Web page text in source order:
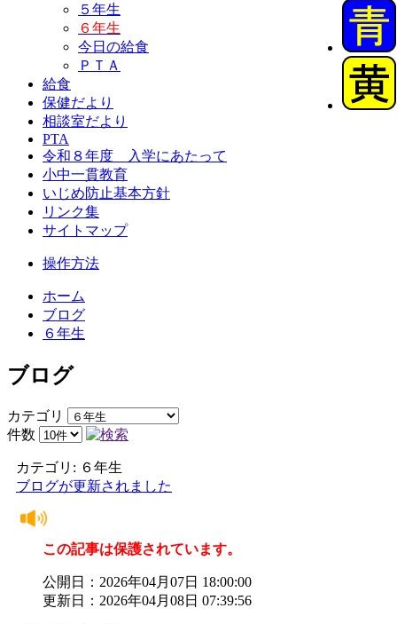
５年生
６年生
今日の給食
ＰＴＡ
給食
保健だより
相談室だより
PTA
令和８年度 入学にあたって
小中一貫教育
いじめ防止基本方針
リンク集
サイトマップ
操作方法
ホーム
ブログ
６年生
ブログ
カテゴリ
件数
カテゴリ: ６年生
ブログが更新されました
この記事は保護されています。
公開日：2026年04月07日 18:00:00
更新日：2026年04月08日 07:39:56